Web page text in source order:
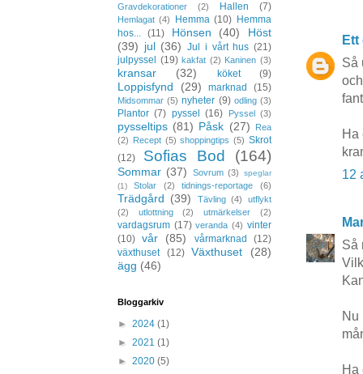
Så
Ha
12
Så
Nu
Ha
Gravdekorationer
(2) Hallen (7)
Hemlagat (4) Hemma (10) Hemma
hos...
(11) Hönsen (40)
Höst
(39) jul (36) Jul i vårt hus (21)
julpyssel
(19) kakfat (2) Kaninen (3)
kransar (32) köket (9)
Loppisfynd (29) marknad (15)
Midsommar (5) nyheter (9) odling (3)
Plantor (7) pyssel (16) Pyssel (3)
pysseltips (81) Påsk (27)
Rea
(2) Recept (5) shoppingtips (5) Skrot
(12)
Sofias Bod (164)
Sommar (37) Sovrum (3)
speglar
(1)
Stolar (2) tidnings-reportage (6)
Trädgård (39) Tävling (4)
utflykt
(2)
utlottning (2) utmärkelser (2)
vardagsrum (17) veranda (4) vinter
(10) vår (85) vårmarknad
(12)
växthuset
(12) Växthuset
(28)
ägg (46)
Bloggarkiv
► 2024 (1)
► 2021 (1)
► 2020 (5)